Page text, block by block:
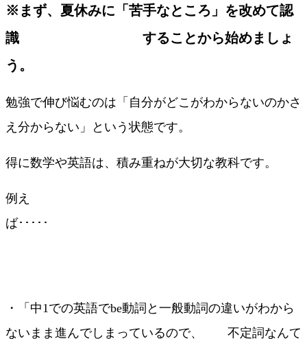
※まず、夏休みに「苦手なところ」を改めて認
識 することから始めましょ
う。
勉強で伸び悩むのは「自分がどこがわからないのかさ
え分からない」という状態です。
得に数学や英語は、積み重ねが大切な教科です。
例え
ば･････
・「中1での英語でbe動詞と一般動詞の違いがわから
ないまま進んでしまっているので、 不定詞なんて